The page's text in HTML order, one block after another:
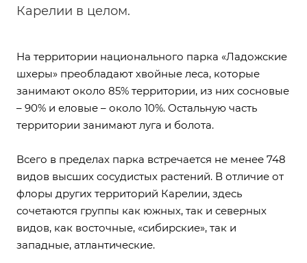
Карелии в целом.
На территории национального парка «Ладожские
шхеры» преобладают хвойные леса, которые
занимают около 85% территории, из них сосновые
– 90% и еловые – около 10%. Остальную часть
территории занимают луга и болота.
Всего в пределах парка встречается не менее 748
видов высших сосудистых растений. В отличие от
флоры других территорий Карелии, здесь
сочетаются группы как южных, так и северных
видов, как восточные, «сибирские», так и
западные, атлантические.